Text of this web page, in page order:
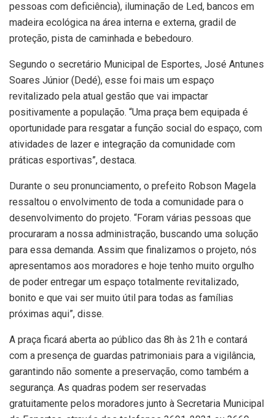
pessoas com deficiência), iluminação de Led, bancos em
madeira ecológica na área interna e externa, gradil de
proteção, pista de caminhada e bebedouro.
Segundo o secretário Municipal de Esportes, José Antunes
Soares Júnior (Dedé), esse foi mais um espaço
revitalizado pela atual gestão que vai impactar
positivamente a população. “Uma praça bem equipada é
oportunidade para resgatar a função social do espaço, com
atividades de lazer e integração da comunidade com
práticas esportivas”, destaca.
Durante o seu pronunciamento, o prefeito Robson Magela
ressaltou o envolvimento de toda a comunidade para o
desenvolvimento do projeto. “Foram várias pessoas que
procuraram a nossa administração, buscando uma solução
para essa demanda. Assim que finalizamos o projeto, nós
apresentamos aos moradores e hoje tenho muito orgulho
de poder entregar um espaço totalmente revitalizado,
bonito e que vai ser muito útil para todas as famílias
próximas aqui”, disse.
A praça ficará aberta ao público das 8h às 21h e contará
com a presença de guardas patrimoniais para a vigilância,
garantindo não somente a preservação, como também a
segurança. As quadras podem ser reservadas
gratuitamente pelos moradores junto à Secretaria Municipal